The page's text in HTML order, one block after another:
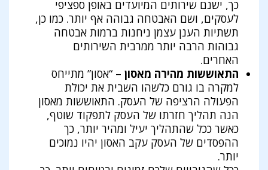
כך, ישנם שירותים המיועדים באופן ספציפי
לעסקים, ושם האבטחה גבוהה אף יותר. כמו כן,
תשתיות הענן עצמן ניחנות ברמות אבטחה
גבוהות הרבה יותר ממרבית השירותים
האחרים.
התאוששות מהירה מאסון – “אסון” מתייחס
למקרה בו גורם כלשהו השבית את יכולת
הפעולה הרציפה של העסק. התאוששות מאסון
הנה תהליך חזרתו של העסק לתפקוד שוטף,
כאשר ככל שהתהליך יעיל ומהיר יותר, כך
ההפסדים של העסק עקב האסון יהיו נמוכים
יותר.